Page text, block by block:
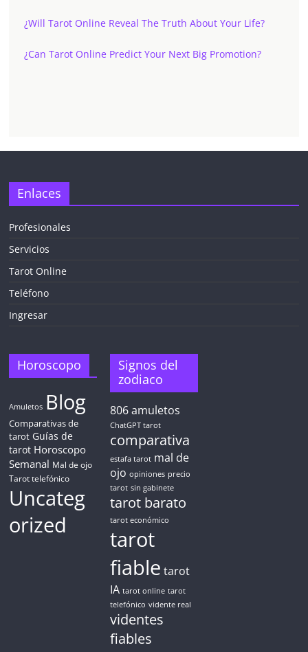
¿Will Tarot Online Reveal The Truth About Your Life?
¿Can Tarot Online Predict Your Next Big Promotion?
Enlaces
Profesionales
Servicios
Tarot Online
Teléfono
Ingresar
Horoscopo
Amuletos Blog
Comparativas de
tarot Guías de
tarot Horoscopo
Semanal Mal de ojo
Tarot telefónico
Uncateg
orized
Signos del
zodiaco
806amuletos
ChatGPT tarot
comparativa
estafa tarot mal de
ojo opiniones precio
tarot sin gabinete
tarot barato
tarot económico
tarot
fiable tarot
IA tarot online tarot
telefónico vidente real
videntes
fiables